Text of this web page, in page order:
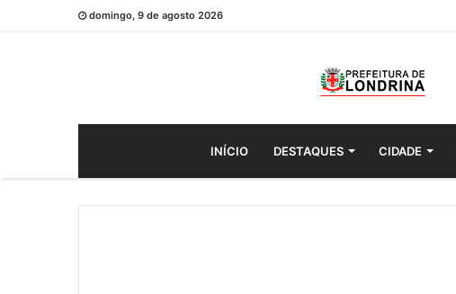
domingo, 9 de agosto 2026
INÍCIO DESTAQUES CIDADE